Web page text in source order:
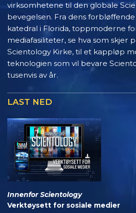
virksomhetene til den globale
bevegelsen. Fra dens forbløffende
katedral i Florida, toppmoderne
mediafasiliteter, se hva som skjer
Scientology Kirke, til et kappløp
teknologien som vil bevare
tusenvis av år.
LAST NED
Innenfor Scientology
Verktøysett for sosiale medier